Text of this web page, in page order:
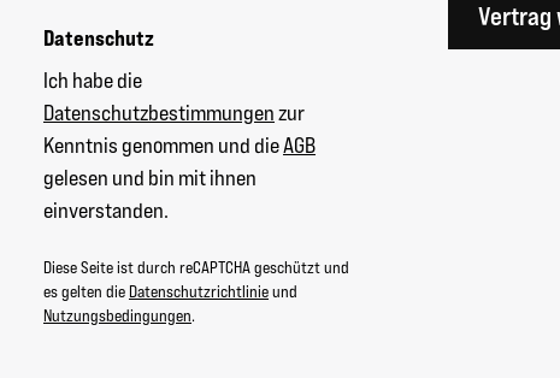
Datenschutz
Ich habe die
Datenschutzbestimmungenzur
Kenntnis genommen und dieAGB
gelesen und bin mit ihnen
einverstanden.
Diese Seite ist durch reCAPTCHA geschützt und
es gelten die Datenschutzrichtlinieund
Nutzungsbedingungen.
Vertrag